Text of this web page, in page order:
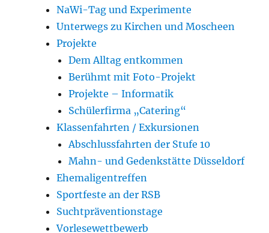
NaWi-Tag und Experimente
Unterwegs zu Kirchen und Moscheen
Projekte
Dem Alltag entkommen
Berühmt mit Foto-Projekt
Projekte – Informatik
Schülerfirma „Catering“
Klassenfahrten / Exkursionen
Abschlussfahrten der Stufe 10
Mahn- und Gedenkstätte Düsseldorf
Ehemaligentreffen
Sportfeste an der RSB
Suchtpräventionstage
Vorlesewettbewerb